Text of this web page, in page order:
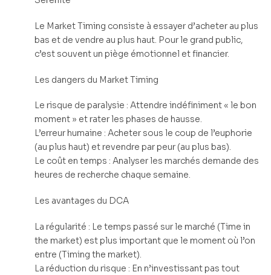
Le Market Timing consiste à essayer d’acheter au plus
bas et de vendre au plus haut. Pour le grand public,
c’est souvent un piège émotionnel et financier.
Les dangers du Market Timing
Le risque de paralysie : Attendre indéfiniment « le bon
moment » et rater les phases de hausse.
L’erreur humaine : Acheter sous le coup de l’euphorie
(au plus haut) et revendre par peur (au plus bas).
Le coût en temps : Analyser les marchés demande des
heures de recherche chaque semaine.
Les avantages du DCA
La régularité : Le temps passé sur le marché (Time in
the market) est plus important que le moment où l’on
entre (Timing the market).
La réduction du risque : En n’investissant pas tout